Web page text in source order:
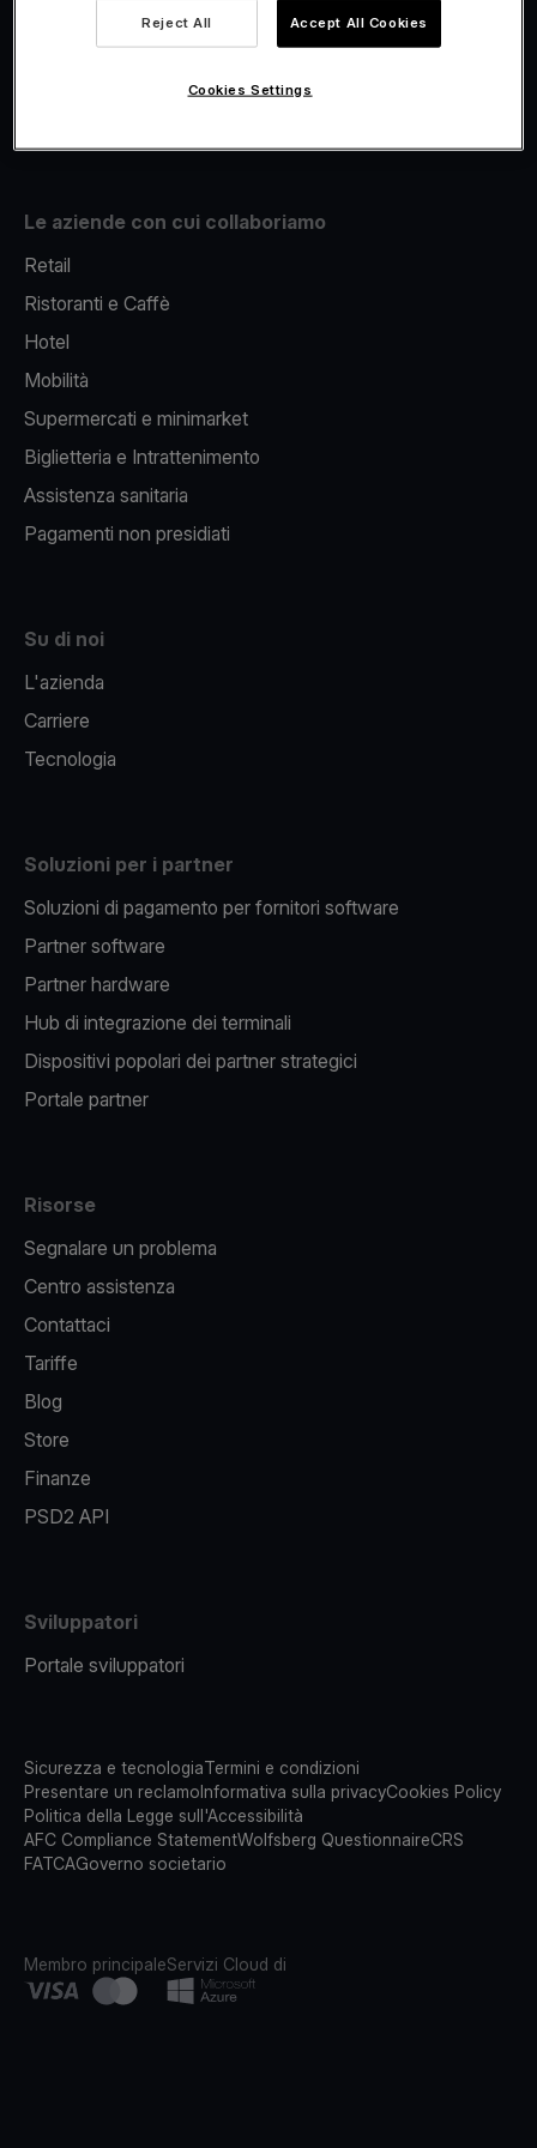
Fiscalizzazione
Le aziende con cui collaboriamo
Retail
Ristoranti e Caffè
Hotel
Mobilità
Supermercati e minimarket
Biglietteria e Intrattenimento
Assistenza sanitaria
Pagamenti non presidiati
Su di noi
L'azienda
Carriere
Tecnologia
Soluzioni per i partner
Soluzioni di pagamento per fornitori software
Partner software
Partner hardware
Hub di integrazione dei terminali
Dispositivi popolari dei partner strategici
Portale partner
Risorse
Segnalare un problema
Centro assistenza
Contattaci
Tariffe
Blog
Store
Finanze
PSD2 API
Sviluppatori
Portale sviluppatori
Sicurezza e tecnologiaTermini e condizioni
Presentare un reclamoInformativa sulla privacyCookies Policy
Politica della Legge sull'Accessibilità
AFC Compliance StatementWolfsberg QuestionnaireCRS
FATCAGoverno societario
Membro principaleServizi Cloud di
Reject All Accept All Cookies
Cookies Settings